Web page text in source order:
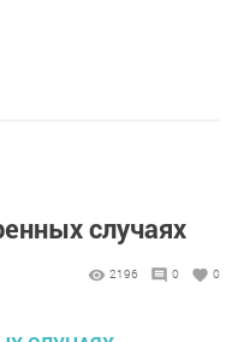
случаях
2196 0 0